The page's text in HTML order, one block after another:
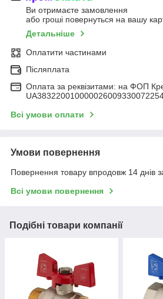
Ви отримаєте замовлення
або гроші повернуться на вашу
Детальніше
Оплатити частинами
Післяплата
Оплата за реквізитами: на ФОП
Всі умови оплати
Умови повернення
Повернення товару впродовж 14 днів
Всі умови повернення
Подібні товари компанії